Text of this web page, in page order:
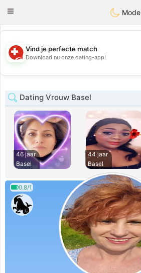
Suissi
Toggle
Mode
💖
💕
Vind je perfecte match
Download nu onze dating-app!
Dating Vrouw Basel
46 jaar
Basel
44 jaar
Basel
0.8/1